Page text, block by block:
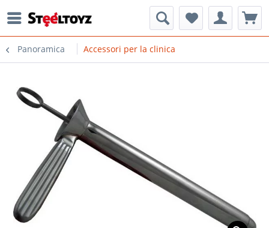
Panoramica Accessori per la clinica